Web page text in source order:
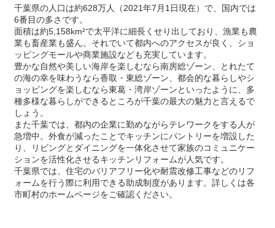
千葉県の人口は約628万人（2021年7月1日現在）で、国内では
6番目の多さです。
面積は約5,158km²で太平洋に細長くせり出しており、漁業も農
業も畜産業も盛ん。それでいて都内へのアクセスが良く、ショ
ッピングモールや商業施設なども充実しています。
豊かな自然や美しい海岸を楽しむなら南房総ゾーン、とれたて
の海の幸を味わうなら香取・東総ゾーン、都会的な暮らしやシ
ョッピングを楽しむなら東葛・湾岸ゾーンといったように、多
種多様な暮らしができるところが千葉の最大の魅力と言えるで
しょう。
また千葉では、都内の企業に勤めながらテレワークをする人が
急増中。外食が減ったことでキッチンにパントリーを増設した
り、リビングとダイニングを一体化させて家族のコミュニケー
ションを活性化させるキッチンリフォームが人気です。
千葉県では、住宅のバリアフリー化や耐震改修工事などのリフ
ォームを行う際に利用できる助成制度があります。詳しくは各
市町村のホームページをご確認ください。